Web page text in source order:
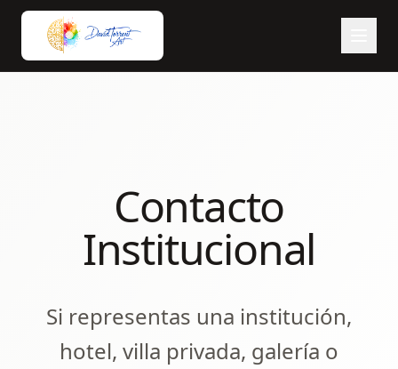
Contacto
Institucional
Si representas una institución,
hotel, villa privada, galería o